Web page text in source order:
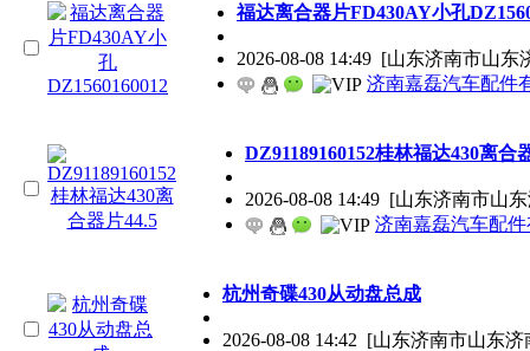
福达离合器片FD430AY小孔
2026-08-08 14:49[山东济南市山东济
济南嘉磊汽车配件有
DZ91189160152桂林福达430离合器
2026-08-08 14:49[山东济南市山东济
济南嘉磊汽车配件有
杭州奇碟430从动盘总成
2026-08-08 14:42 [山东济南市山东